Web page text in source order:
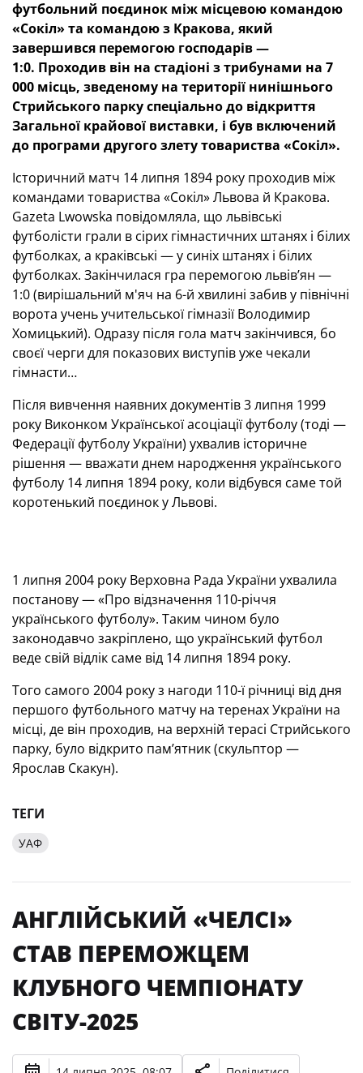
футбольний поєдинок між місцевою командою
«Сокіл» та командою з Кракова, який
завершився перемогою господарів —
1:0. Проходив він на стадіоні з трибунами на 7
000 місць, зведеному на території нинішнього
Стрийського парку спеціально до відкриття
Загальної крайової виставки, і був включений
до програми другого злету товариства «Сокіл».
Історичний матч 14 липня 1894 року проходив між
командами товариства «Сокіл» Львова й Кракова.
Gazeta Lwowska повідомляла, що львівські
футболісти грали в сірих гімнастичних штанях і білих
футболках, а краківські — у синіх штанях і білих
футболках. Закінчилася гра перемогою львів’ян —
1:0 (вирішальний м'яч на 6-й хвилині забив у північні
ворота учень учительської гімназії Володимир
Хомицький). Одразу після гола матч закінчився, бо
своєї черги для показових виступів уже чекали
гімнасти…
Після вивчення наявних документів 3 липня 1999
року Виконком Української асоціації футболу (тоді —
Федерації футболу України) ухвалив історичне
рішення — вважати днем народження українського
футболу 14 липня 1894 року, коли відбувся саме той
коротенький поєдинок у Львові.
1 липня 2004 року Верховна Рада України ухвалила
постанову — «Про відзначення 110-річчя
українського футболу». Таким чином було
законодавчо закріплено, що український футбол
веде свій відлік саме від 14 липня 1894 року.
Того самого 2004 року з нагоди 110-ї річниці від дня
першого футбольного матчу на теренах України на
місці, де він проходив, на верхній терасі Стрийського
парку, було відкрито пам’ятник (скульптор —
Ярослав Скакун).
ТЕГИ
УАФ
АНГЛІЙСЬКИЙ «ЧЕЛСІ»
СТАВ ПЕРЕМОЖЦЕМ
КЛУБНОГО ЧЕМПІОНАТУ
СВІТУ-2025